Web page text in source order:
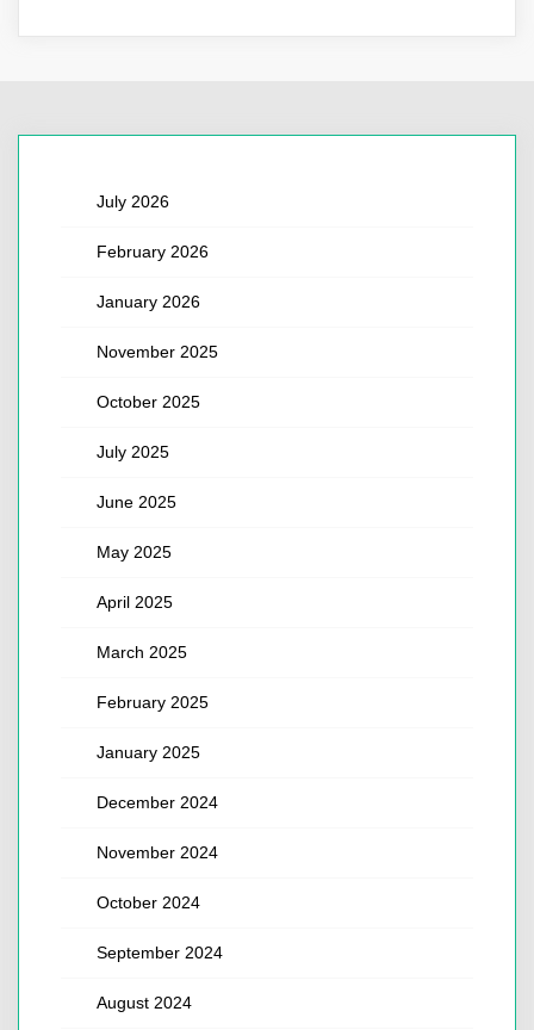
July 2026
February 2026
January 2026
November 2025
October 2025
July 2025
June 2025
May 2025
April 2025
March 2025
February 2025
January 2025
December 2024
November 2024
October 2024
September 2024
August 2024